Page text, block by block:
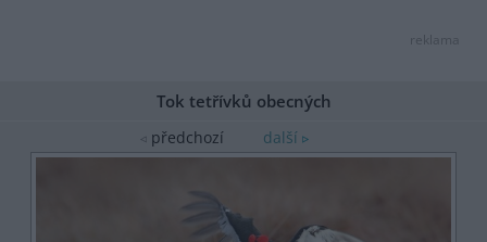
reklama
Tok tetřívků obecných
předchozí další